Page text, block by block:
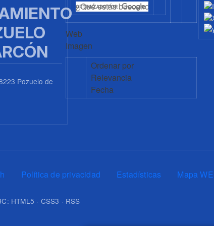
Pozuelo de
Web
Imagen
Ordenar por
Relevancia
Fecha
Política de privacidad Estadísticas Mapa
HTML5 · CSS3 · RSS